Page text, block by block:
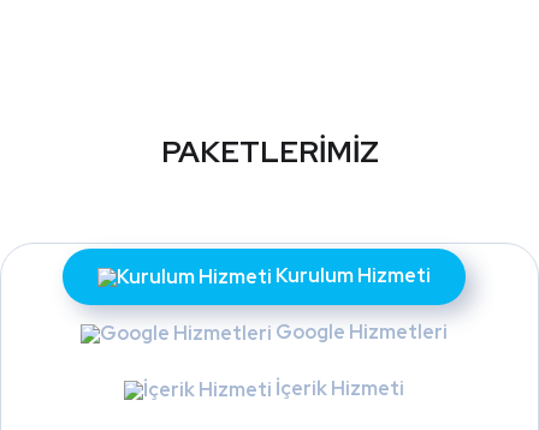
PAKETLERİMİZ
Kurulum Hizmeti
Google Hizmetleri
İçerik Hizmeti